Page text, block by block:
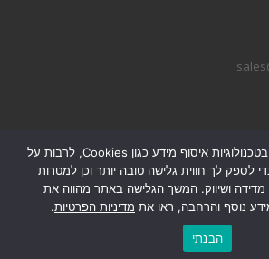
באתר זה נעשה שימוש בטכנולוגיות איסוף מידע כגון Cookies, לרבות על
לספק לך חווית גלישה טובה יותר וכן למטרות
מדידה ושיווק. המשך הגלישה באתר מהווה את
נוסף והרחבה, ראו את מדיניות הפרטיות.
הבנתי